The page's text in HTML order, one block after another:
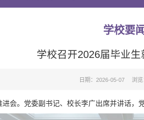
学校要闻
学校召开2026届毕业
日期：2026-05-07 浏览
会。党委副书记、校长李广出席并讲话，